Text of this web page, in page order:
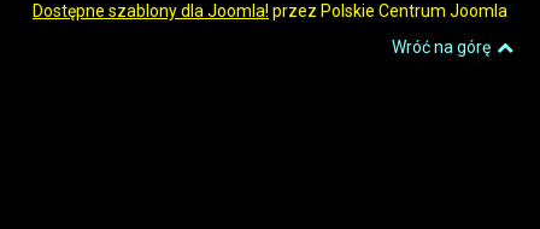
Dostępne szablony dla Joomla! przez Polskie Centrum Joomla
Wróć na górę